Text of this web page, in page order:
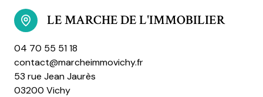
LE MARCHE DE L'IMMOBILIER
04 70 55 51 18
contact@marcheimmovichy.fr
53 rue Jean Jaurès
03200 Vichy